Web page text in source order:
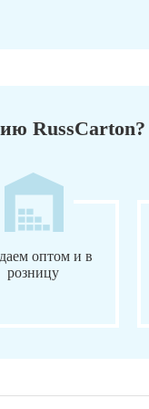
RussCarton?
оптом и в
розницу